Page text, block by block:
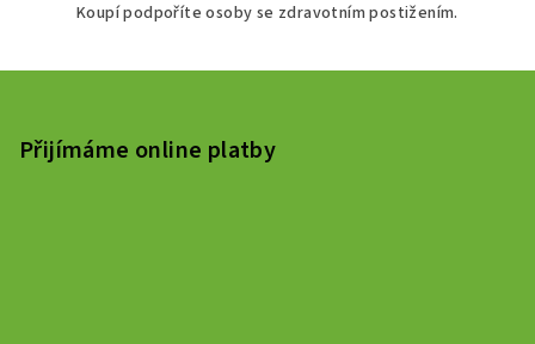
Koupí podpoříte osoby se zdravotním postižením.
Přijímáme online platby